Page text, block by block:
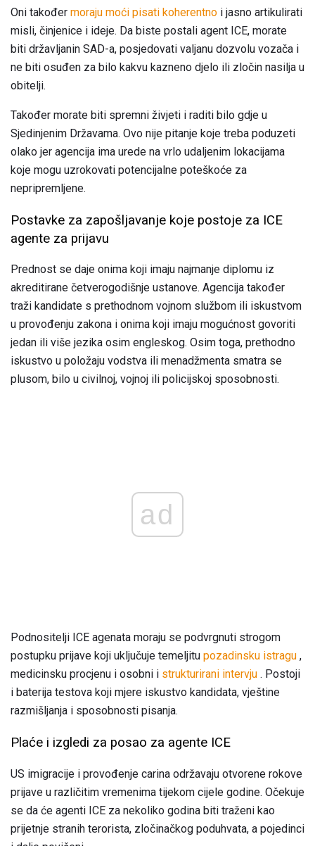
Oni također moraju moći pisati koherentno i jasno artikulirati
misli, činjenice i ideje. Da biste postali agent ICE, morate
biti državljanin SAD-a, posjedovati valjanu dozvolu vozača i
ne biti osuđen za bilo kakvu kazneno djelo ili zločin nasilja u
obitelji.
Također morate biti spremni živjeti i raditi bilo gdje u
Sjedinjenim Državama. Ovo nije pitanje koje treba poduzeti
olako jer agencija ima urede na vrlo udaljenim lokacijama
koje mogu uzrokovati potencijalne poteškoće za
nepripremljene.
Postavke za zapošljavanje koje postoje za ICE
agente za prijavu
Prednost se daje onima koji imaju najmanje diplomu iz
akreditirane četverogodišnje ustanove. Agencija također
traži kandidate s prethodnom vojnom službom ili iskustvom
u provođenju zakona i onima koji imaju mogućnost govoriti
jedan ili više jezika osim engleskog. Osim toga, prethodno
iskustvo u položaju vodstva ili menadžmenta smatra se
plusom, bilo u civilnoj, vojnoj ili policijskoj sposobnosti.
ad
Podnositelji ICE agenata moraju se podvrgnuti strogom
postupku prijave koji uključuje temeljitu pozadinsku istragu ,
medicinsku procjenu i osobni i strukturirani intervju . Postoji
i baterija testova koji mjere iskustvo kandidata, vještine
razmišljanja i sposobnosti pisanja.
Plaće i izgledi za posao za agente ICE
US imigracije i provođenje carina održavaju otvorene rokove
prijave u različitim vremenima tijekom cijele godine. Očekuje
se da će agenti ICE za nekoliko godina biti traženi kao
prijetnje stranih terorista, zločinačkog poduhvata, a pojedinci